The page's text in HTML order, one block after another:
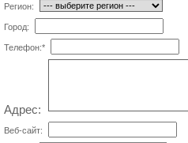
Регион:
Город:
Телефон:*
Адрес:
Веб-сайт: